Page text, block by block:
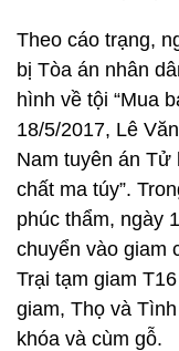
Theo cáo trạng,
bị Tòa án nhân
hình về tội “Mua
18/5/2017, Lê
Nam tuyên án Tử
chất ma túy”.
phúc thẩm, ngày
chuyển vào giam
Trại tạm giam
giam, Thọ và
khóa và cùm gỗ.